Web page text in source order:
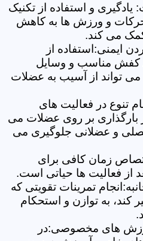
و استفاده از تکنیک
و ورزش ها به کاهش
می کند.
ایمنی:استفاده از
کفش مناسب و وسایل
تواند از آسیب به عضلات
تنوع در فعالیت های
بارگذاری بر روی عضلات می
و عضلانی جلوگیری می
زمان کافی برای
از فعالیت ها حیاتی است.
تمرینات تقویتی که
کند، به توازن و استحکام
های مخصوصی:در